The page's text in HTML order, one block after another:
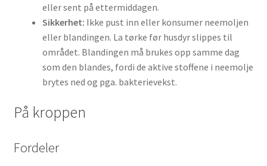
eller sent på ettermiddagen.
Sikkerhet: Ikke pust inn eller konsumer neemoljen
eller blandingen. La tørke før husdyr slippes til
området. Blandingen må brukes opp samme dag
som den blandes, fordi de aktive stoffene i neemolje
brytes ned og pga. bakterievekst.
På kroppen
Fordeler